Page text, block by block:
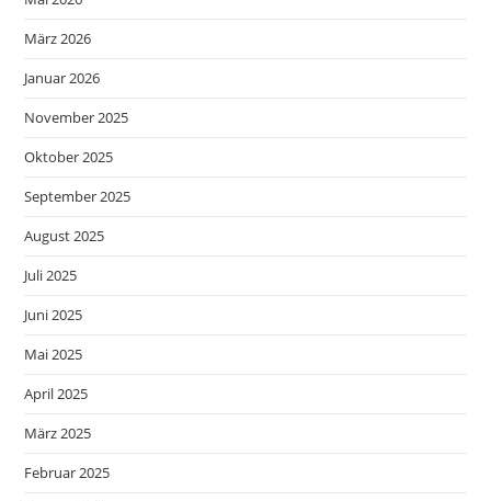
März 2026
Januar 2026
November 2025
Oktober 2025
September 2025
August 2025
Juli 2025
Juni 2025
Mai 2025
April 2025
März 2025
Februar 2025